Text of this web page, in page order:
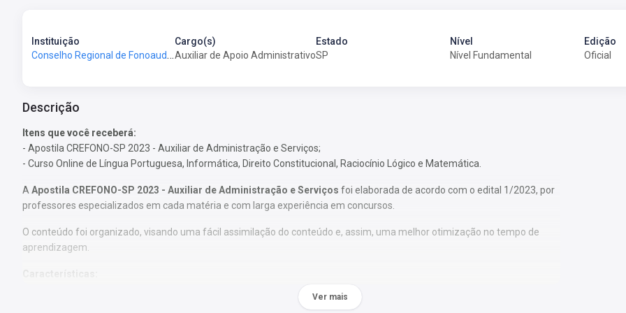
Instituição
Conselho Regional de Fonoaudiologia da 2ª Região - CREFONO-SP
Cargo(s)
Auxiliar de Apoio Administrativo
Estado
SP
Nível
Nível Fundamental
Edição
Oficial
Descrição
Itens que você receberá:
- Apostila CREFONO-SP 2023 - Auxiliar de Administração e Serviços;
- Curso Online de Língua Portuguesa, Informática, Direito Constitucional, Raciocínio Lógico e Matemática.
A Apostila CREFONO-SP 2023 - Auxiliar de Administração e Serviços foi elaborada de acordo com o edital 1/2023, por
professores especializados em cada matéria e com larga experiência em concursos.
O conteúdo foi organizado, visando uma fácil assimilação do conteúdo e, assim, uma melhor otimização no tempo de
aprendizagem.
Ver mais